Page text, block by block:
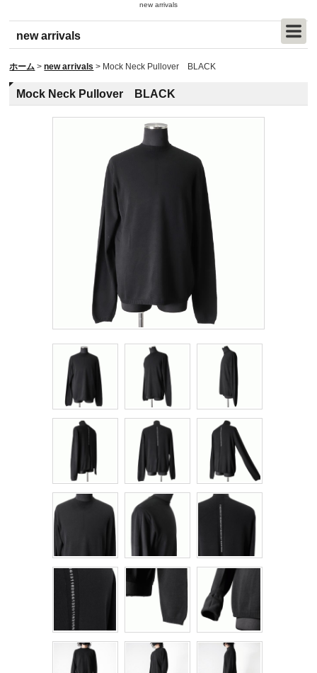
new arrivals
new arrivals
ホーム > new arrivals > Mock Neck Pullover BLACK
Mock Neck Pullover BLACK